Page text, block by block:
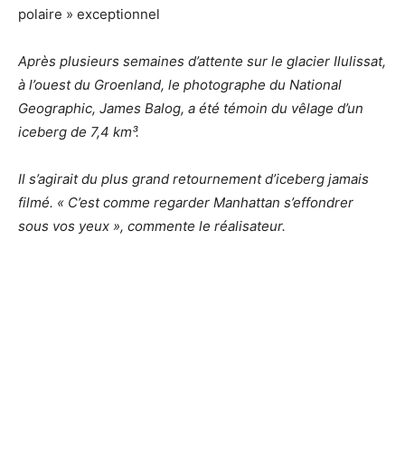
polaire » exceptionnel
Après plusieurs semaines d’attente sur le glacier Ilulissat,
à l’ouest du Groenland, le photographe du National
Geographic, James Balog, a été témoin du vêlage d’un
iceberg de 7,4 km³.
Il s’agirait du plus grand retournement d’iceberg jamais
filmé. « C’est comme regarder Manhattan s’effondrer
sous vos yeux », commente le réalisateur.